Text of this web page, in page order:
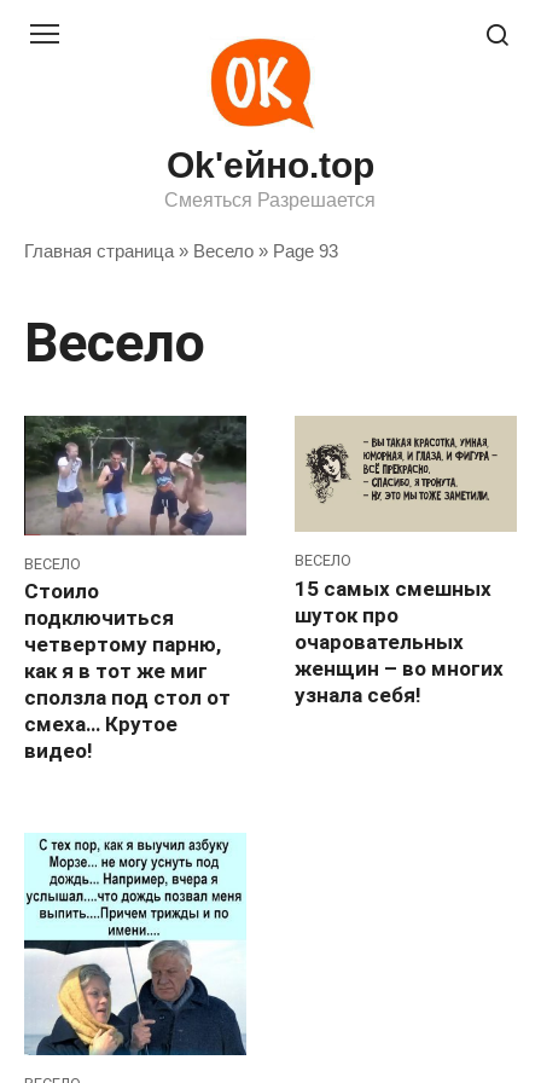
Ok'ейно.top
Смеяться Разрешается
Главная страница » Весело » Page 93
Весело
ВЕСЕЛО
Стоило
подключиться
четвертому парню,
как я в тот же миг
сползла под стол от
смеха… Крутое
видео!
ВЕСЕЛО
15 самых смешных
шуток про
очаровательных
женщин – во многих
узнала себя!